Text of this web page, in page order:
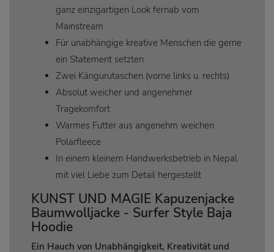
ganz einzigartigen Look fernab vom
Mainstream
Für unabhängige kreative Menschen die gerne
ein Statement setzten
Zwei Kängurutaschen (vorne links u. rechts)
Absolut weicher und angenehmer
Tragekomfort
Warmes Futter aus angenehm weichen
Polarfleece
In einem kleinem Handwerksbetrieb in Nepal
mit viel Liebe zum Detail hergestellt
KUNST UND MAGIE Kapuzenjacke
Baumwolljacke - Surfer Style Baja
Hoodie
Ein Hauch von Unabhängigkeit, Kreativität und